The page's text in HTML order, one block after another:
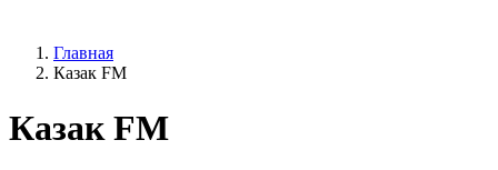
Главная
Казак FM
Казак FM